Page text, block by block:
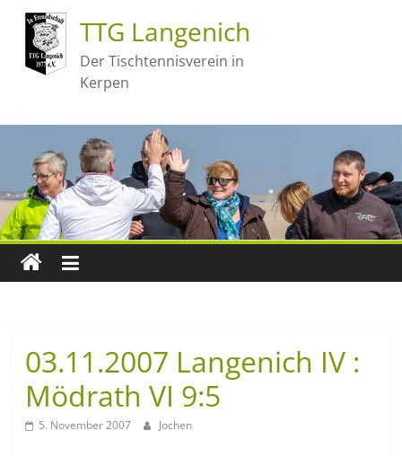
TTG Langenich
Der Tischtennisverein in
Kerpen
03.11.2007 Langenich IV :
Mödrath VI 9:5
5. November 2007 Jochen